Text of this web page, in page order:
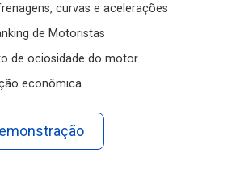
curvas e acelerações
de Motoristas
de ociosidade do motor
econômica